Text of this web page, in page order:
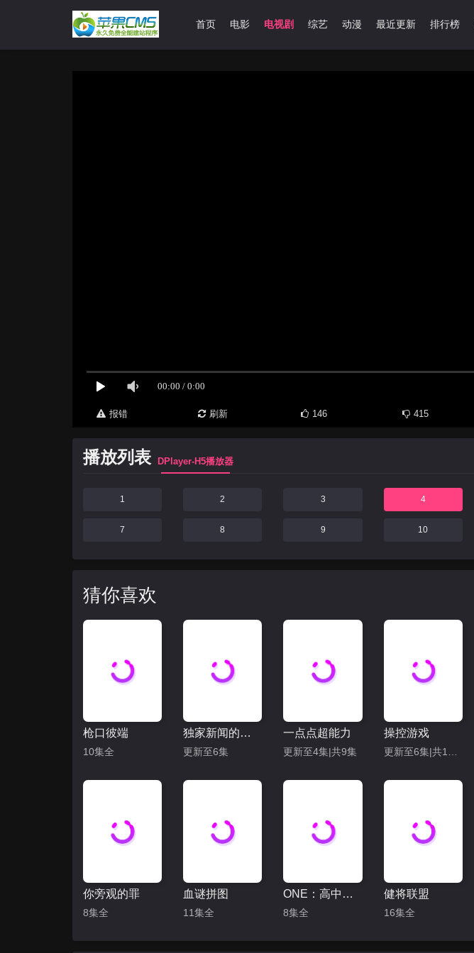
首页 电影 电视剧 综艺 动漫 最近更新 排行榜
报错 刷新 146 415
播放列表 DPlayer-H5播放器
1 2 3 4
7 8 9 10
猜你喜欢
枪口彼端
10集全
独家新闻的雏鸟
更新至6集
一点点超能力
更新至4集|共9集
操控游戏
你旁观的罪
8集全
血谜拼图
11集全
ONE：高中英雄们
8集全
健将联盟
16集全